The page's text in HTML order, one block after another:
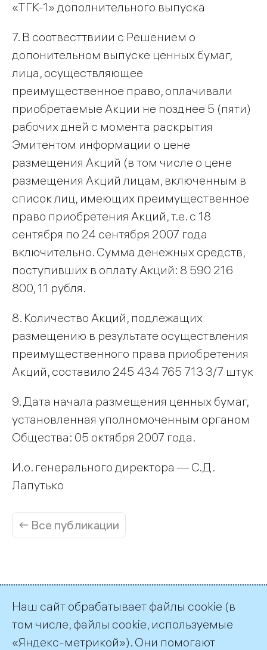
«ТГК-1» дополнительного выпуска
7. В соотвесттвиии с Решением о
допонительном выпуске ценных бумаг,
лица, осуществляющее
преимущественное право, оплачивали
приобретаемые Акции не позднее 5 (пяти)
рабочих дней с момента раскрытия
Эмитентом информации о цене
размещения Акций (в том числе о цене
размещения Акций лицам, включенным в
список лиц, имеющих преимущественное
право приобретения Акций, т.е. с 18
сентября по 24 сентября 2007 года
включительно. Сумма денежных средств,
поступивших в оплату Акций: 8 590 216
800, 11 рубля.
8. Количество Акций, подлежащих
размещению в результате осуществления
преимущественного права приобретения
Акций, составило 245 434 765 713 3/7 штук
9. Дата начала размещения ценных бумаг,
установленная уполномоченным органом
Общества: 05 октября 2007 года.
И.о. генерального директора — С.Д.
Лапутько
← Все публикации
Пресс-служба ТГК-1
+7 (812) 688-32-84
press@tgc1.ru
Наш сайт обрабатывает файлы cookie (в
том числе, файлы cookie, используемые
«Яндекс-метрикой»). Они помогают